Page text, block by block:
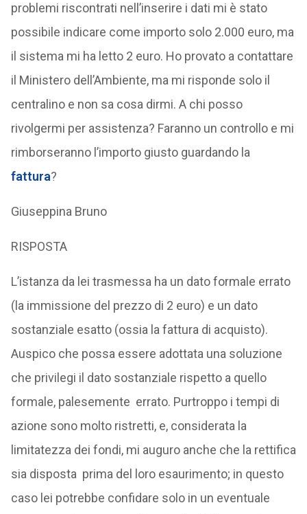
problemi riscontrati nell’inserire i dati mi è stato
possibile indicare come importo solo 2.000 euro, ma
il sistema mi ha letto 2 euro. Ho provato a contattare
il Ministero dell’Ambiente, ma mi risponde solo il
centralino e non sa cosa dirmi. A chi posso
rivolgermi per assistenza? Faranno un controllo e mi
rimborseranno l’importo giusto guardando la
fattura?
Giuseppina Bruno
RISPOSTA
L’istanza da lei trasmessa ha un dato formale errato
(la immissione del prezzo di 2 euro) e un dato
sostanziale esatto (ossia la fattura di acquisto).
Auspico che possa essere adottata una soluzione
che privilegi il dato sostanziale rispetto a quello
formale, palesemente errato. Purtroppo i tempi di
azione sono molto ristretti, e, considerata la
limitatezza dei fondi, mi auguro anche che la rettifica
sia disposta prima del loro esaurimento; in questo
caso lei potrebbe confidare solo in un eventuale